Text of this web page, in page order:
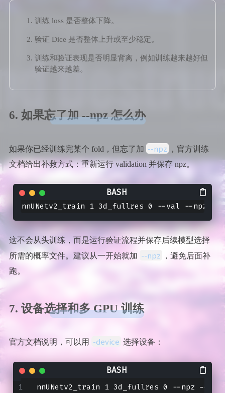
训练 loss 是否整体下降。
验证 Dice 是否整体上升或至少稳定。
训练和验证表现是否明显背离，例如训练越来越好但
验证越来越差。
6. 如果忘了加 --npz 怎么办
如果你已经训练完某个 fold，但忘了加 --npz
，官方训练
文档给出补救方式：重新运行 validation 并保存 npz。
nnUNetv2_train 1 3d_fullres 0 --val --npz
这不会从头训练，而是运行验证流程并保存后续模型选择
所需的概率文件。建议从一开始就加 --npz
，避免后面补
跑。
7. 设备选择和多 GPU 训练
官方文档说明，可以用 -device 选择设备：
nnUNetv2_train 1 3d_fullres 0 --npz -